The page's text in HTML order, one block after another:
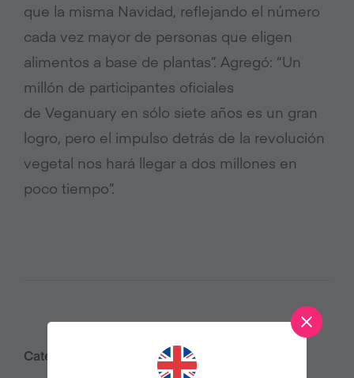
que la misma Navidad, reflejando el número
cada vez mayor de personas que eligen
alimentos a base de plantas”. Agregó: “Un
millón de participantes oficiales
de Veganuary en sólo siete años es un gran
logro, pero el impulso detrás de la revolución
vegetal nos hará llegar a dos millones en
poco tiempo”.
Category: Comunicados de prensa